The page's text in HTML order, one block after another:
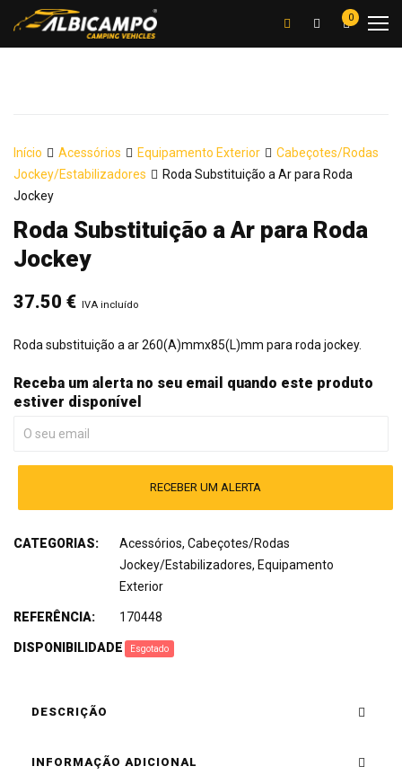
0
Início Acessórios Equipamento Exterior
Cabeçotes/Rodas
Jockey/Estabilizadores
Roda Substituição a Ar para Roda
Jockey
Roda Substituição a Ar para Roda
Jockey
37.50 € IVA incluído
Roda substituição a ar 260(A)mmx85(L)mm para roda jockey.
Receba um alerta no seu email quando este produto
estiver disponível
RECEBER UM ALERTA
CATEGORIAS: Acessórios, Cabeçotes/Rodas
Jockey/Estabilizadores, Equipamento
Exterior
REFERÊNCIA: 170448
DISPONIBILIDADE: Esgotado
DESCRIÇÃO
INFORMAÇÃO ADICIONAL